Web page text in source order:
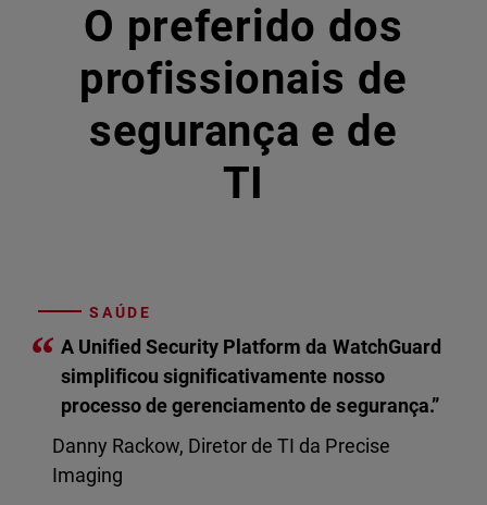
O preferido dos
profissionais de
segurança e de
TI
SAÚDE
“ A Unified Security Platform da WatchGuard
simplificou significativamente nosso
processo de gerenciamento de segurança.”
Danny Rackow, Diretor de TI da Precise
Imaging